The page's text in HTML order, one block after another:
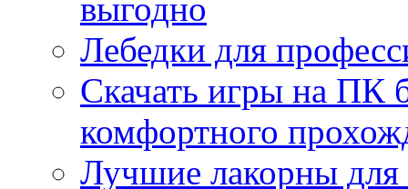
выгодно
Лебедки для
Скачать игры на ПК
комфортного
Лучшие лакорны для